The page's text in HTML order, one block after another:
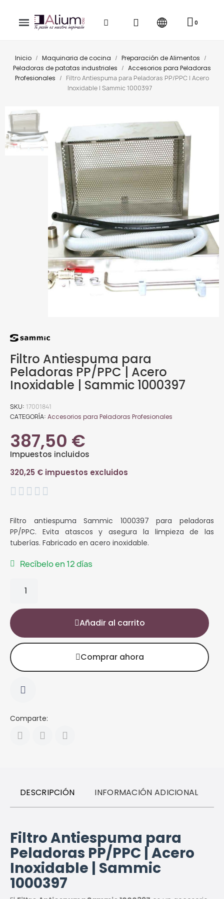
Inicio Maquinaria de cocina
Preparación de Alimentos
Peladoras de patatas industriales
Accesorios para Peladoras
Profesionales
Filtro Antiespuma para Peladoras PP/PPC | Acero
Inoxidable | Sammic 1000397
Filtro Antiespuma para
Peladoras PP/PPC | Acero
Inoxidable | Sammic 1000397
SKU 17001841
CATEGORÍA Accesorios para Peladoras Profesionales
387,50 €
Impuestos incluidos
320,25 € impuestos excluidos
    
Filtro antiespuma Sammic 1000397 para peladoras
PP/PPC. Evita atascos y asegura la limpieza de las
tuberías. Fabricado en acero inoxidable.
Recíbelo en 12 días
Añadir al carrito
Comprar ahora
Comparte:
DESCRIPCIÓN INFORMACIÓN ADICIONAL
Filtro Antiespuma para
Peladoras PP/PPC | Acero
Inoxidable | Sammic
1000397